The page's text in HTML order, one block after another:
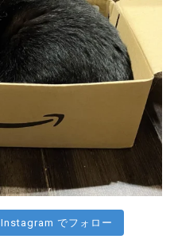
Instagram でフォロー